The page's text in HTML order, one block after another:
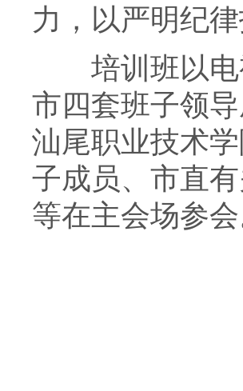
力，以严明纪
培训班以电
市四套班子领
汕尾职业技术
子成员、市直
等在主会场参会